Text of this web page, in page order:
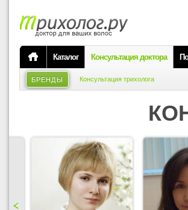
Каталог Консультация доктора
БРЕНДЫ Консультация трихолога